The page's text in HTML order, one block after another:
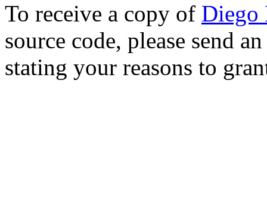
To receive a copy of Diego
source code, please send
stating your reasons to